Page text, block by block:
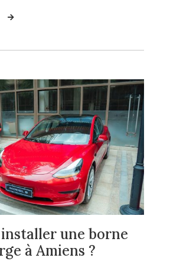
une borne
à Amiens ?